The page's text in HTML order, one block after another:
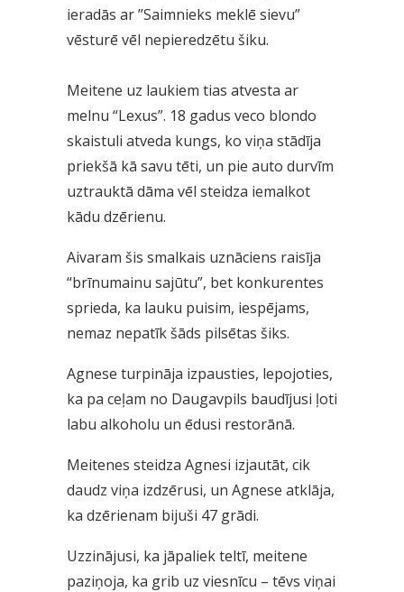
ieradās ar ”Saimnieks meklē sievu”
vēsturē vēl nepieredzētu šiku.
Meitene uz laukiem tias atvesta ar
melnu “Lexus”. 18 gadus veco blondo
skaistuli atveda kungs, ko viņa stādīja
priekšā kā savu tēti, un pie auto durvīm
uztrauktā dāma vēl steidza iemalkot
kādu dzērienu.
Aivaram šis smalkais uznāciens raisīja
“brīnumainu sajūtu”, bet konkurentes
sprieda, ka lauku puisim, iespējams,
nemaz nepatīk šāds pilsētas šiks.
Agnese turpināja izpausties, lepojoties,
ka pa ceļam no Daugavpils baudījusi ļoti
labu alkoholu un ēdusi restorānā.
Meitenes steidza Agnesi izjautāt, cik
daudz viņa izdzērusi, un Agnese atklāja,
ka dzērienam bijuši 47 grādi.
Uzzinājusi, ka jāpaliek teltī, meitene
paziņoja, ka grib uz viesnīcu – tēvs viņai